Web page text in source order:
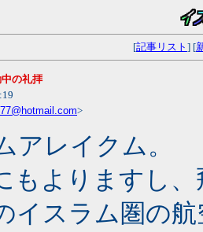
[記事リスト ] [
の礼拝
>
アレイクム。
もよりますし
イスラム圏の